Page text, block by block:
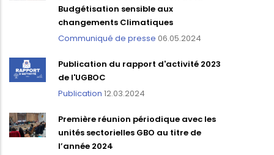
Budgétisation sensible aux
changements Climatiques
Communiqué de presse 06.05.2024
Publication du rapport d'activité 2023
de l'UGBOC
Publication 12.03.2024
Première réunion périodique avec les
unités sectorielles GBO au titre de
l’année 2024